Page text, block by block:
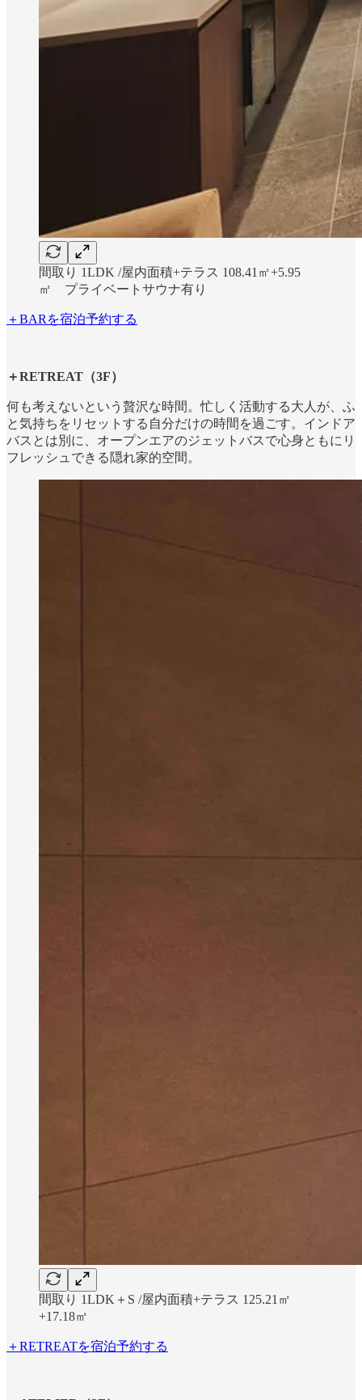
間取り 1LDK /屋内面積+テラス 108.41㎡+5.95
㎡ プライベートサウナ有り
＋BARを宿泊予約する
＋RETREAT（3F）
何も考えないという贅沢な時間。忙しく活動する大人が、ふ
と気持ちをリセットする自分だけの時間を過ごす。インドア
バスとは別に、オープンエアのジェットバスで心身ともにリ
フレッシュできる隠れ家的空間。
間取り 1LDK＋S /屋内面積+テラス 125.21㎡
+17.18㎡
＋RETREATを宿泊予約する